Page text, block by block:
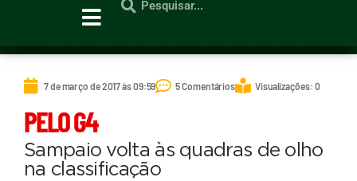
7 de março de 2017 às 09:59 5 Comentários Visualizações: 0
PELO G4
Sampaio volta às quadras de olho
na classificação